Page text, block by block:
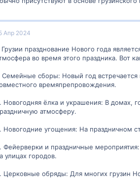
Апр 2024
Грузии празднование Нового года
во время этого праздника. Вот
Семейные сборы: Новый год
времяпрепровождения.
Новогодняя ёлка и украшения: В домах,
атмосферу.
Новогодние угощения: На праздничном
Фейерверки и праздничные
улицах городов.
Церковные обряды: Для многих грузин